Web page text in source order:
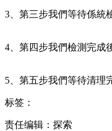
3、第三步我們等待係統
4、第四步我們檢測完成
5、第五步我們等待清理
标签：
责任编辑：探索